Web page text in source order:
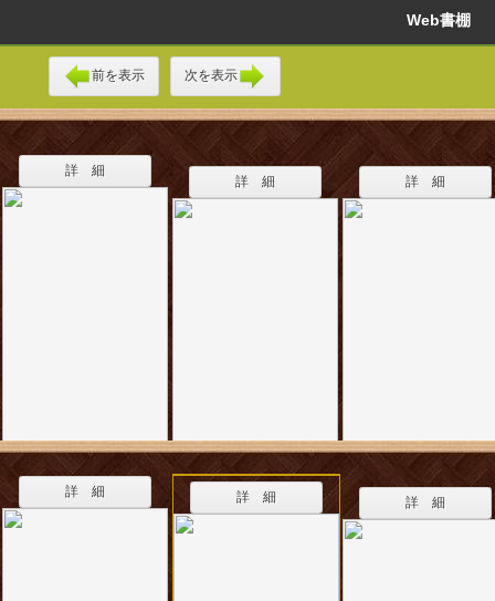
Web書棚
前を表示 次を表示
詳 細
詳 細 詳 細
詳 細 詳 細 詳 細